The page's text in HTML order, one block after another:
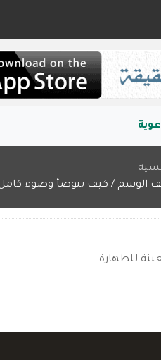
الوسم / كيف تتوضأ وضوء
للطهارة ...